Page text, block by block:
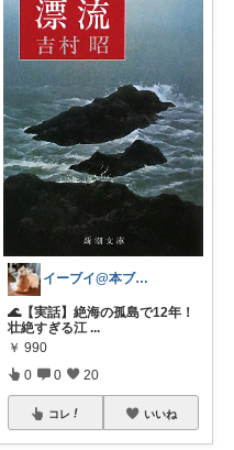
イーブイ@本ブログ📖
🌊【実話】絶海の孤島で12年！
壮絶すぎる江 ...
￥ 990
0 0 20
コレ いいね